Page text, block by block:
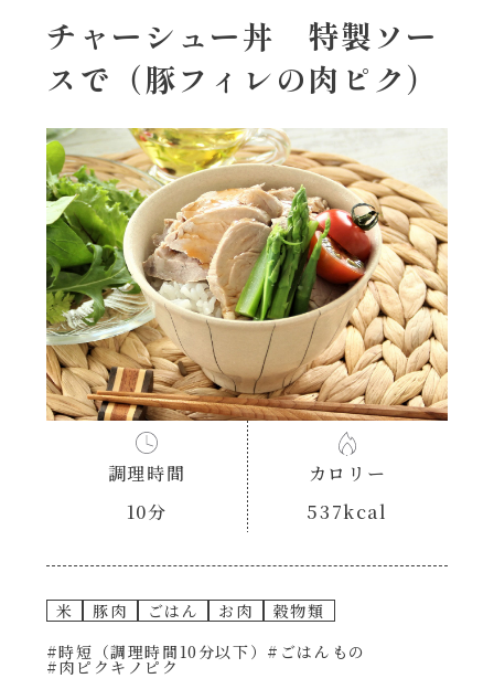
朝シャン（ごはん派）
朝シャン（パン派）
ヘルシー（150kcal以下）
時短（調理時間10分以下）
お弁当
お祝い
おつまみ/おやつ
ごはんもの
あえるハコネーゼミートソース
あえるハコネーゼナポリタン
あえるハコネーゼジェノベーゼ
あえるハコネーゼペペロンチーノ
あえるハコネーゼたらこクリーム
シャンタンシリーズ
シャンタン粉末
創味のつゆ
チャーシュー丼 特製ソー
スで（豚フィレの肉ピク）
調理時間
10分
カロリー
537kcal
米 豚肉 ごはん お肉
穀物類
#時短（調理時間10分以下） #ごはんもの
#肉ピクキノピク